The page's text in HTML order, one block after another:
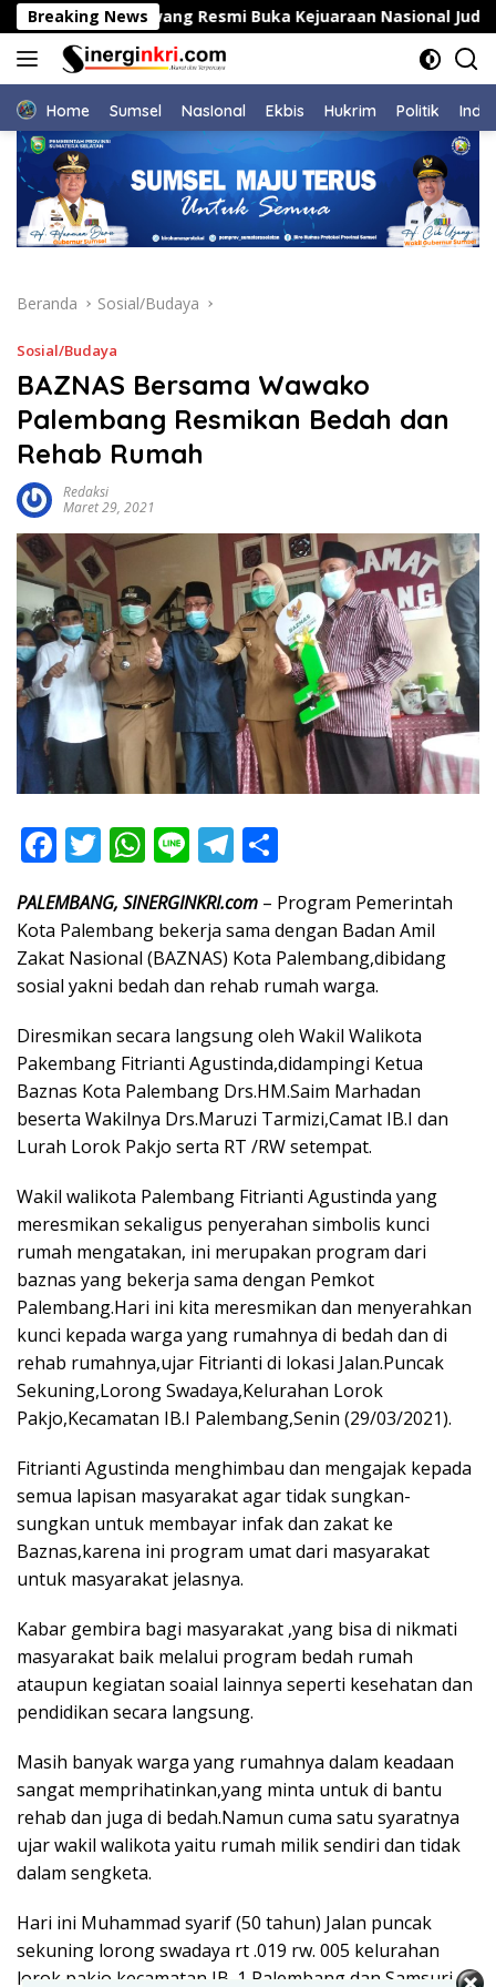
Langsung
ke
konten
Breaking News
Bupati Karawang Resmi Buka Kejuaraan Nasional Judo
Home Sumsel NasIonal Ekbis Hukrim Politik
Beranda Sosial/Budaya
Sosial/Budaya
BAZNAS Bersama Wawako
Palembang Resmikan Bedah dan
Rehab Rumah
Redaksi
Maret 29, 2021
F
e
b
o
o
k
T
itt
er
W
at
s
A
p
p
Li
e
T
e
gr
a
m
ar
e
PALEMBANG, SINERGINKRI.com – Program Pemerintah
Kota Palembang bekerja sama dengan Badan Amil
Zakat Nasional (BAZNAS) Kota Palembang,dibidang
sosial yakni bedah dan rehab rumah warga.
Diresmikan secara langsung oleh Wakil Walikota
Pakembang Fitrianti Agustinda,didampingi Ketua
Baznas Kota Palembang Drs.HM.Saim Marhadan
beserta Wakilnya Drs.Maruzi Tarmizi,Camat IB.I dan
Lurah Lorok Pakjo serta RT /RW setempat.
Wakil walikota Palembang Fitrianti Agustinda yang
meresmikan sekaligus penyerahan simbolis kunci
rumah mengatakan, ini merupakan program dari
baznas yang bekerja sama dengan Pemkot
Palembang.Hari ini kita meresmikan dan menyerahkan
kunci kepada warga yang rumahnya di bedah dan di
rehab rumahnya,ujar Fitrianti di lokasi Jalan.Puncak
Sekuning,Lorong Swadaya,Kelurahan Lorok
Pakjo,Kecamatan IB.I Palembang,Senin (29/03/2021).
Fitrianti Agustinda menghimbau dan mengajak kepada
semua lapisan masyarakat agar tidak sungkan-
sungkan untuk membayar infak dan zakat ke
Baznas,karena ini program umat dari masyarakat
untuk masyarakat jelasnya.
Kabar gembira bagi masyarakat ,yang bisa di nikmati
masyarakat baik melalui program bedah rumah
ataupun kegiatan soaial lainnya seperti kesehatan dan
pendidikan secara langsung.
Masih banyak warga yang rumahnya dalam keadaan
sangat memprihatinkan,yang minta untuk di bantu
rehab dan juga di bedah.Namun cuma satu syaratnya
ujar wakil walikota yaitu rumah milik sendiri dan tidak
dalam sengketa.
Hari ini Muhammad syarif (50 tahun) Jalan puncak
sekuning lorong swadaya rt .019 rw. 005 kelurahan
lorok pakjo kecamatan IB. 1 Palembang dan Samsuri